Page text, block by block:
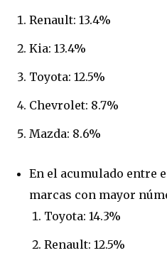
Renault: 13.4%
Kia: 13.4%
Toyota: 12.5%
Chevrolet: 8.7%
Mazda: 8.6%
En el acumulado entre
marcas con mayor
Toyota: 14.3%
Renault: 12.5%